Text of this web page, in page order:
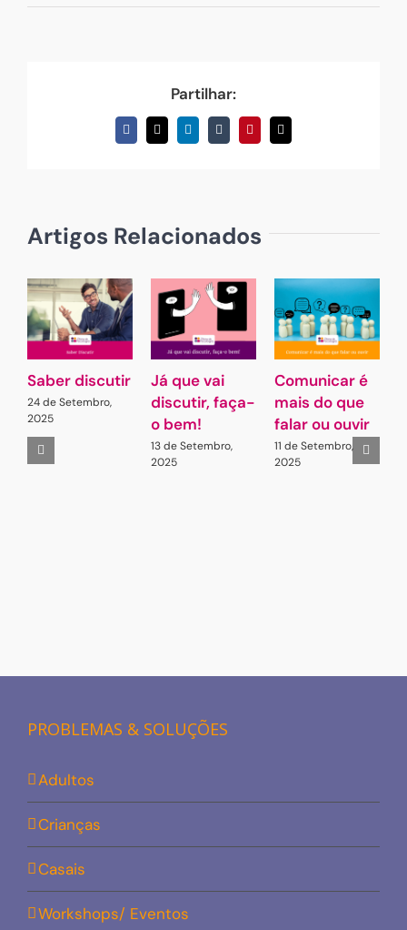
Partilhar:
Facebook
X LinkedInTumblrPinterestEmail
(necessário
Artigos Relacionados
Saber discutir
24 de Setembro,
2025
Já que vai
discutir, faça-
o bem!
13 de Setembro,
2025
Comunicar é
mais do que
falar ou ouvir
11 de Setembro,
2025
PROBLEMAS & SOLUÇÕES
Adultos
Crianças
Casais
Workshops/ Eventos